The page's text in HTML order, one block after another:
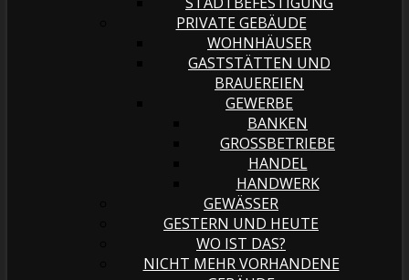
PRIVATE GEBÄUDE
WOHNHÄUSER
GASTSTÄTTEN UND
BRAUEREIEN
GEWERBE
BANKEN
GROSSBETRIEBE
HANDEL
HANDWERK
GEWÄSSER
GESTERN UND HEUTE
WO IST DAS?
NICHT MEHR VORHANDENE